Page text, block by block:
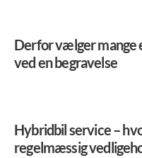
Derfor vælger mange
ved en begravelse
Hybridbil service –
regelmæssig